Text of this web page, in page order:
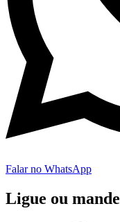
Falar no WhatsApp
Ligue ou